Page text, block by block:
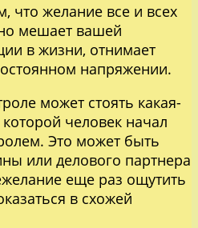
что желание все и всех
мешает вашей
в жизни, отнимает
напряжении.
может стоять какая-
человек начал
Это может быть
или делового партнера
еще раз ощутить
в схожей